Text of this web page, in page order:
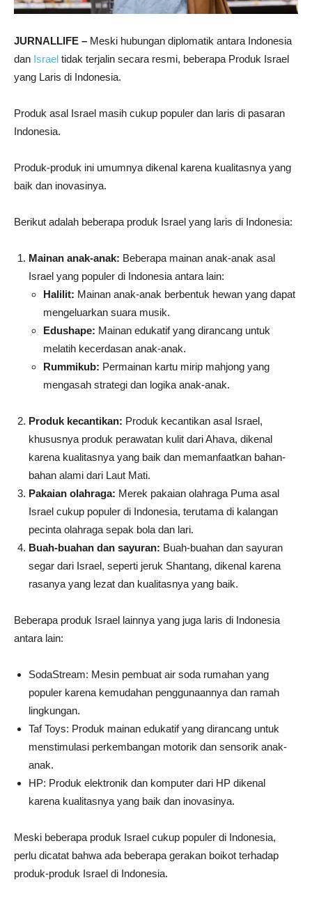
JURNALLIFE – Meski hubungan diplomatik antara Indonesia
dan Israel tidak terjalin secara resmi, beberapa Produk Israel
yang Laris di Indonesia.
Produk asal Israel masih cukup populer dan laris di pasaran
Indonesia.
Produk-produk ini umumnya dikenal karena kualitasnya yang
baik dan inovasinya.
Berikut adalah beberapa produk Israel yang laris di Indonesia:
Mainan anak-anak: Beberapa mainan anak-anak asal
Israel yang populer di Indonesia antara lain:
Halilit: Mainan anak-anak berbentuk hewan yang dapat
mengeluarkan suara musik.
Edushape: Mainan edukatif yang dirancang untuk
melatih kecerdasan anak-anak.
Rummikub: Permainan kartu mirip mahjong yang
mengasah strategi dan logika anak-anak.
Produk kecantikan: Produk kecantikan asal Israel,
khususnya produk perawatan kulit dari Ahava, dikenal
karena kualitasnya yang baik dan memanfaatkan bahan-
bahan alami dari Laut Mati.
Pakaian olahraga: Merek pakaian olahraga Puma asal
Israel cukup populer di Indonesia, terutama di kalangan
pecinta olahraga sepak bola dan lari.
Buah-buahan dan sayuran: Buah-buahan dan sayuran
segar dari Israel, seperti jeruk Shantang, dikenal karena
rasanya yang lezat dan kualitasnya yang baik.
Beberapa produk Israel lainnya yang juga laris di Indonesia
antara lain:
SodaStream: Mesin pembuat air soda rumahan yang
populer karena kemudahan penggunaannya dan ramah
lingkungan.
Taf Toys: Produk mainan edukatif yang dirancang untuk
menstimulasi perkembangan motorik dan sensorik anak-
anak.
HP: Produk elektronik dan komputer dari HP dikenal
karena kualitasnya yang baik dan inovasinya.
Meski beberapa produk Israel cukup populer di Indonesia,
perlu dicatat bahwa ada beberapa gerakan boikot terhadap
produk-produk Israel di Indonesia.